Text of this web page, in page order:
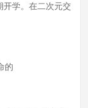
开学。在二次元交
的